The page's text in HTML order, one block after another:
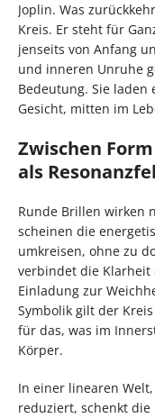
Joplin. Was
Kreis. Er steht für
jenseits von Anfang
und inneren Unruhe
Bedeutung. Sie
Gesicht, mitten im
Zwischen
als
Runde Brillen wirken
scheinen die
umkreisen, ohne zu
verbindet die Klarheit
Einladung zur
Symbolik gilt der
für das, was im
Körper.
In einer linearen
reduziert, schenkt die